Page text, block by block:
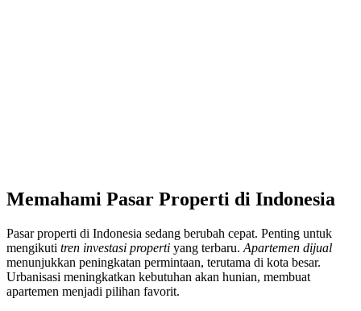
Memahami Pasar Properti di Indonesia
Pasar properti di Indonesia sedang berubah cepat. Penting untuk
mengikuti tren investasi properti yang terbaru. Apartemen dijual
menunjukkan peningkatan permintaan, terutama di kota besar.
Urbanisasi meningkatkan kebutuhan akan hunian, membuat
apartemen menjadi pilihan favorit.